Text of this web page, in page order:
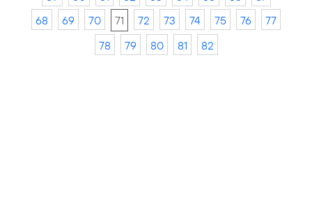
68
69 70 71 72 73 74 75 76
77
78
79 80 81 82